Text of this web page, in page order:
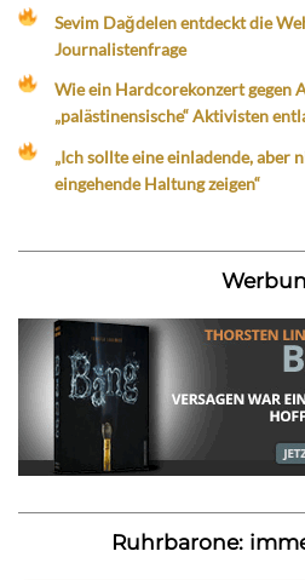
Sevim Dağdelen entdeckt die
Journalistenfrage
Wie ein Hardcorekonzert gegen
„palästinensische“ Aktivisten
„Ich sollte eine einladende,
eingehende Haltung zeigen“
Ruhrbarone: